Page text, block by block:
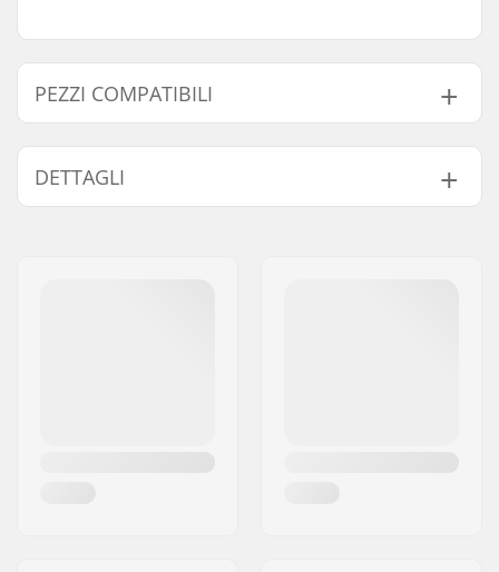
PEZZI COMPATIBILI
Trova prodotti compatibili con Shadow Sabotage
Guard Bullone Kit:
DETTAGLI